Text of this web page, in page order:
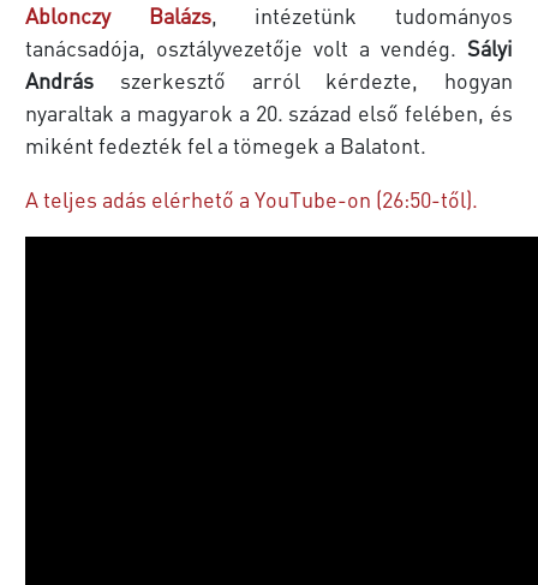
Ablonczy Balázs, intézetünk tudományos
tanácsadója, osztályvezetője volt a vendég. Sályi
András szerkesztő arról kérdezte, hogyan
nyaraltak a magyarok a 20. század első felében, és
miként fedezték fel a tömegek a Balatont.
A teljes adás elérhető a YouTube-on (26:50-től).